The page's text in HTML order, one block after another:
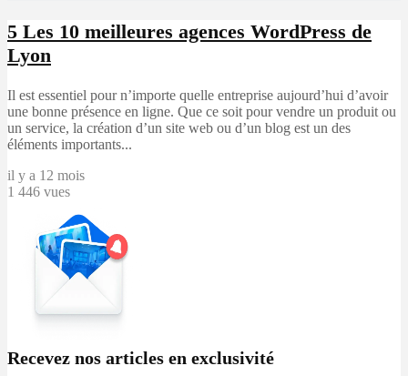
5 Les 10 meilleures agences WordPress de
Lyon
Il est essentiel pour n’importe quelle entreprise aujourd’hui d’avoir
une bonne présence en ligne. Que ce soit pour vendre un produit ou
un service, la création d’un site web ou d’un blog est un des
éléments importants...
il y a 12 mois
1 446 vues
Recevez nos articles en exclusivité